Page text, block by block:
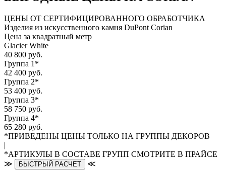
ЦЕНЫ ОТ СЕРТИФИЦИРОВАННОГО ОБРАБОТЧИКА
Изделия из искусственного камня DuPont Corian
Цена за квадратный метр
Glacier White
40 800 руб.
Группа 1*
42 400 руб.
Группа 2*
53 400 руб.
Группа 3*
58 750 руб.
Группа 4*
65 280 руб.
*ПРИВЕДЕНЫ ЦЕНЫ ТОЛЬКО НА ГРУППЫ ДЕКОРОВ
|
*АРТИКУЛЫ В СОСТАВЕ ГРУПП СМОТРИТЕ В ПРАЙСЕ
≫
БЫСТРЫЙ РАСЧЕТ ≪